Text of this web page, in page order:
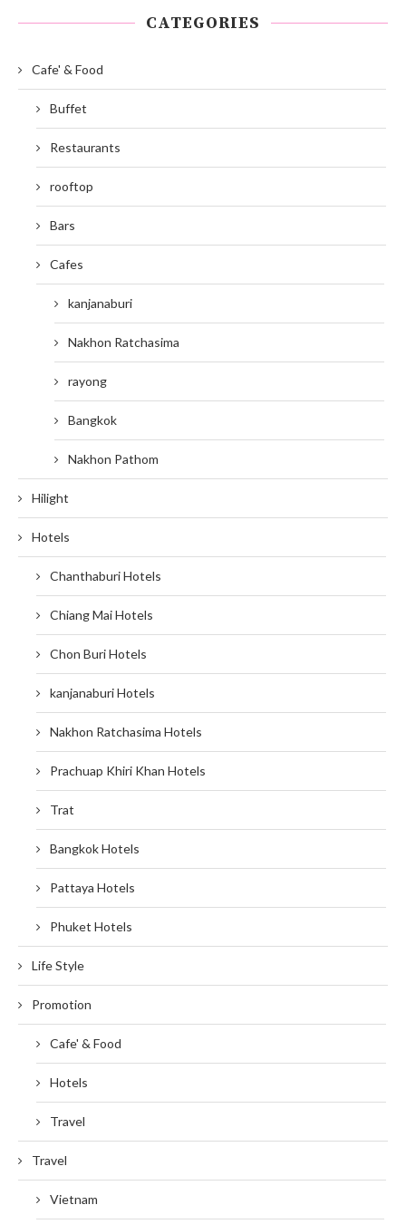
CATEGORIES
Cafe' & Food
Buffet
Restaurants
rooftop
Bars
Cafes
kanjanaburi
Nakhon Ratchasima
rayong
Bangkok
Nakhon Pathom
Hilight
Hotels
Chanthaburi Hotels
Chiang Mai Hotels
Chon Buri Hotels
kanjanaburi Hotels
Nakhon Ratchasima Hotels
Prachuap Khiri Khan Hotels
Trat
Bangkok Hotels
Pattaya Hotels
Phuket Hotels
Life Style
Promotion
Cafe' & Food
Hotels
Travel
Travel
Vietnam